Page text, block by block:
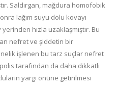
Saldırgan, mağdura homofobik
lağım suyu dolu kovayı
hızla uzaklaşmıştır. Bu
nefret ve şiddetin bir
işlenen bu tarz suçlar nefret
tarafından da daha dikkatli
yargı önüne getirilmesi